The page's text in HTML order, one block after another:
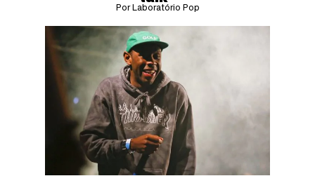
Por Laboratório Pop